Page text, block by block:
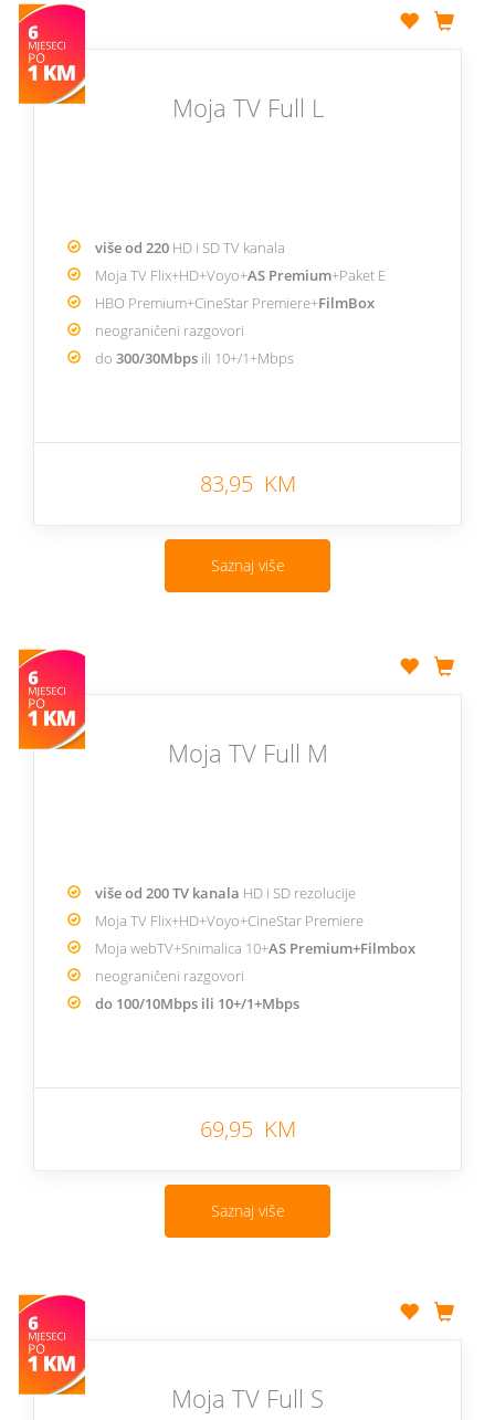
Moja TV Full L
više od 220 HD i SD TV kanala
Moja TV Flix+HD+Voyo+AS Premium+Paket E
HBO Premium+CineStar Premiere+FilmBox
neograničeni razgovori
do 300/30Mbps ili 10+/1+Mbps
83,95 KM
Saznaj više
Moja TV Full M
više od 200 TV kanala HD i SD rezolucije
Moja TV Flix+HD+Voyo+CineStar Premiere
Moja webTV+Snimalica 10+AS Premium+Filmbox
neograničeni razgovori
do 100/10Mbps ili 10+/1+Mbps
69,95 KM
Saznaj više
Moja TV Full S